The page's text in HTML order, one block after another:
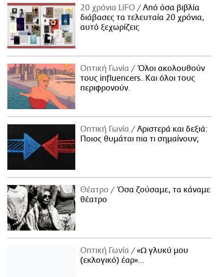
20 χρόνια LiFO
Από όσα βιβλία
διάβασες τα τελευταία 20 χρόνια,
αυτό ξεχωρίζεις
Οπτική Γωνία
Όλοι ακολουθούν
τους influencers. Και όλοι τους
περιφρονούν.
Οπτική Γωνία
Αριστερά και δεξιά:
Ποιος θυμάται πια τι σημαίνουν;
Θέατρο
Όσα ζούσαμε, τα κάναμε
θέατρο
Οπτική Γωνία
«Ω γλυκύ μου
(εκλογικό) έαρ»…